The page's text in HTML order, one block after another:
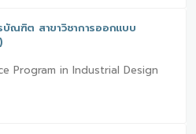
ณฑิต สาขาวิชาการออกแบบ
Program in Industrial Design